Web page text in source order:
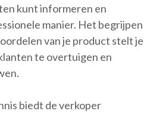
kunt informeren en
manier. Het begrijpen
van je product stelt je
te overtuigen en
biedt de verkoper